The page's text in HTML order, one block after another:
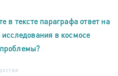
в тексте параграфа ответ на
в космосе